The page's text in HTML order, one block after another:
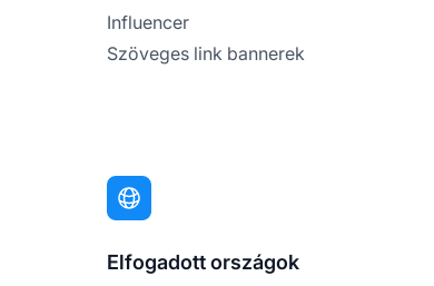
Influencer
Szöveges link bannerek
Elfogadott országok